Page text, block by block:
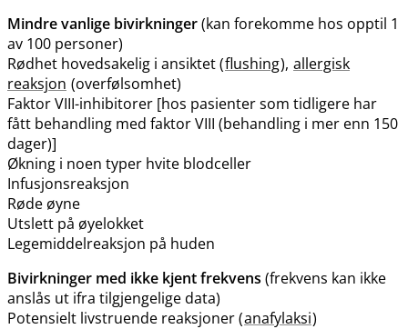
Mindre vanlige bivirkninger(kan forekomme hos opptil 1
av 100 personer)
Rødhet hovedsakelig i ansiktet (flushing), allergisk
reaksjon (overfølsomhet)
Faktor VIII-inhibitorer [hos pasienter som tidligere har
fått behandling med faktor VIII (behandling i mer enn 150
dager)]
Økning i noen typer hvite blodceller
Infusjonsreaksjon
Røde øyne
Utslett på øyelokket
Legemiddelreaksjon på huden
Bivirkninger med ikke kjent frekvens (frekvens kan ikke
anslås ut ifra tilgjengelige data)
Potensielt livstruende reaksjoner (anafylaksi)